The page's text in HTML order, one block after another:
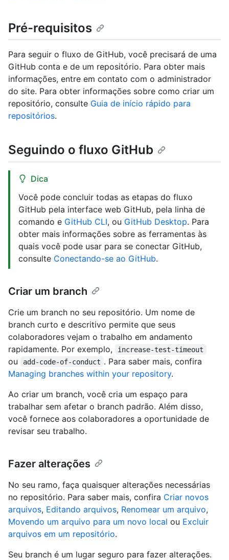
Pré-requisitos
Para seguir o fluxo de GitHub, você precisará de uma
GitHub conta e de um repositório. Para obter mais
informações, entre em contato com o administrador
do site. Para obter informações sobre como criar um
repositório, consulte Guia de início rápido para
repositórios.
Seguindo o fluxo GitHub
Dica
Você pode concluir todas as etapas do fluxo
GitHub pela interface web GitHub, pela linha de
comando e GitHub CLI, ou GitHub Desktop. Para
obter mais informações sobre as ferramentas às
quais você pode usar para se conectar GitHub,
consulte Conectando-se ao GitHub.
Criar um branch
Crie um branch no seu repositório. Um nome de
branch curto e descritivo permite que seus
colaboradores vejam o trabalho em andamento
rapidamente. Por exemplo,
increase-test-timeout
ou add-code-of-conduct . Para saber mais, confira
Managing branches within your repository.
Ao criar um branch, você cria um espaço para
trabalhar sem afetar o branch padrão. Além disso,
você fornece aos colaboradores a oportunidade de
revisar seu trabalho.
Fazer alterações
No seu ramo, faça quaisquer alterações necessárias
no repositório. Para saber mais, confira Criar novos
arquivos, Editando arquivos, Renomear um arquivo,
Movendo um arquivo para um novo local ou Excluir
arquivos em um repositório.
Seu branch é um lugar seguro para fazer alterações.